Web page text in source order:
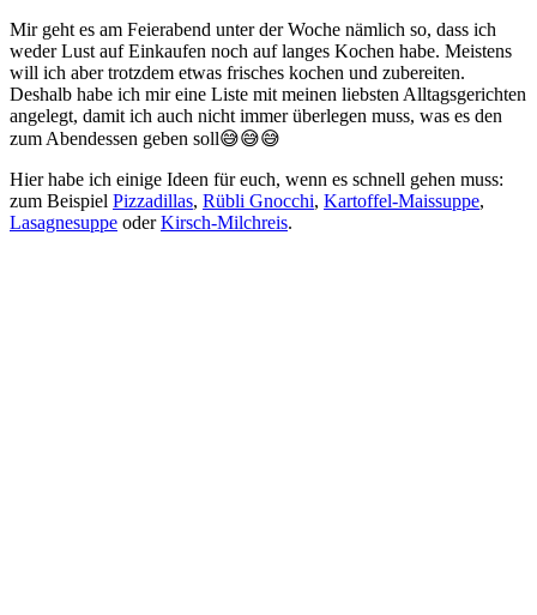
Mir geht es am Feierabend unter der Woche nämlich so, dass ich
weder Lust auf Einkaufen noch auf langes Kochen habe. Meistens
will ich aber trotzdem etwas frisches kochen und zubereiten.
Deshalb habe ich mir eine Liste mit meinen liebsten Alltagsgerichten
angelegt, damit ich auch nicht immer überlegen muss, was es den
zum Abendessen geben soll😅😅😅
Hier habe ich einige Ideen für euch, wenn es schnell gehen muss:
zum Beispiel Pizzadillas, Rübli Gnocchi, Kartoffel-Maissuppe,
Lasagnesuppe oderKirsch-Milchreis.